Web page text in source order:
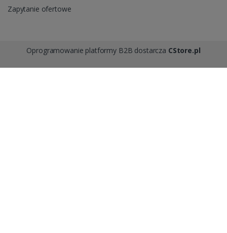
Zapytanie ofertowe
Oprogramowanie platformy B2B dostarcza CStore.pl